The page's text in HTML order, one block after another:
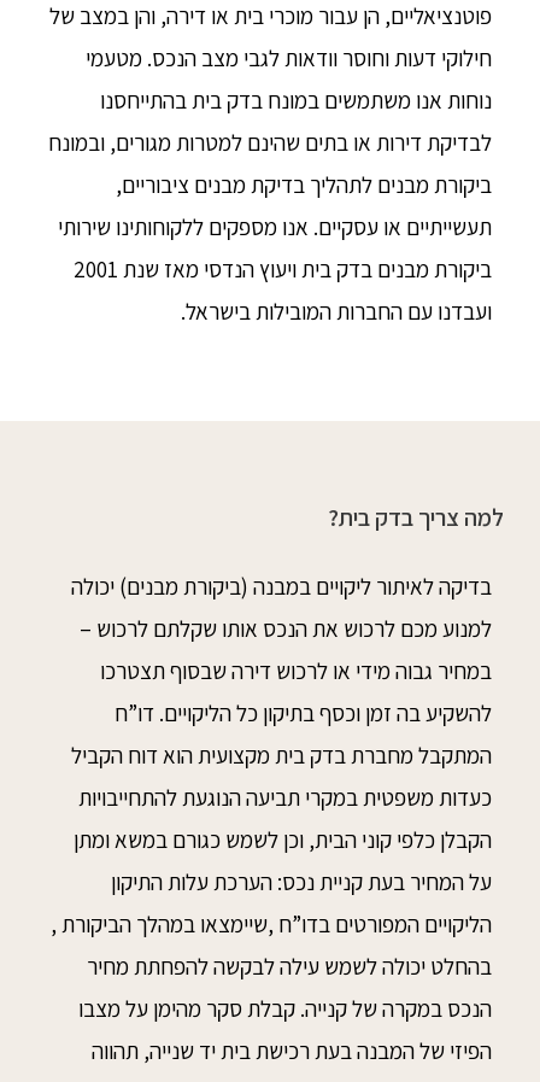
פוטנציאליים, הן עבור מוכרי בית או דירה, והן במצב של
חילוקי דעות וחוסר וודאות לגבי מצב הנכס. מטעמי
נוחות אנו משתמשים במונח בדק בית בהתייחסנו
לבדיקת דירות או בתים שהינם למטרות מגורים, ובמונח
ביקורת מבנים לתהליך בדיקת מבנים ציבוריים,
תעשייתיים או עסקיים. אנו מספקים ללקוחותינו שירותי
ביקורת מבנים בדק בית ויעוץ הנדסי מאז שנת 2001
ועבדנו עם החברות המובילות בישראל.
למה צריך בדק בית?
בדיקה לאיתור ליקויים במבנה (ביקורת מבנים) יכולה
למנוע מכם לרכוש את הנכס אותו שקלתם לרכוש –
במחיר גבוה מידי או לרכוש דירה שבסוף תצטרכו
להשקיע בה זמן וכסף בתיקון כל הליקויים. דו”ח
המתקבל מחברת בדק בית מקצועית הוא דוח הקביל
כעדות משפטית במקרי תביעה הנוגעת להתחייבויות
הקבלן כלפי קוני הבית, וכן לשמש כגורם במשא ומתן
על המחיר בעת קניית נכס: הערכת עלות התיקון
הליקויים המפורטים בדו”ח ,שיימצאו במהלך הביקורת ,
בהחלט יכולה לשמש עילה לבקשה להפחתת מחיר
הנכס במקרה של קנייה. קבלת סקר מהימן על מצבו
הפיזי של המבנה בעת רכישת בית יד שנייה, תהווה